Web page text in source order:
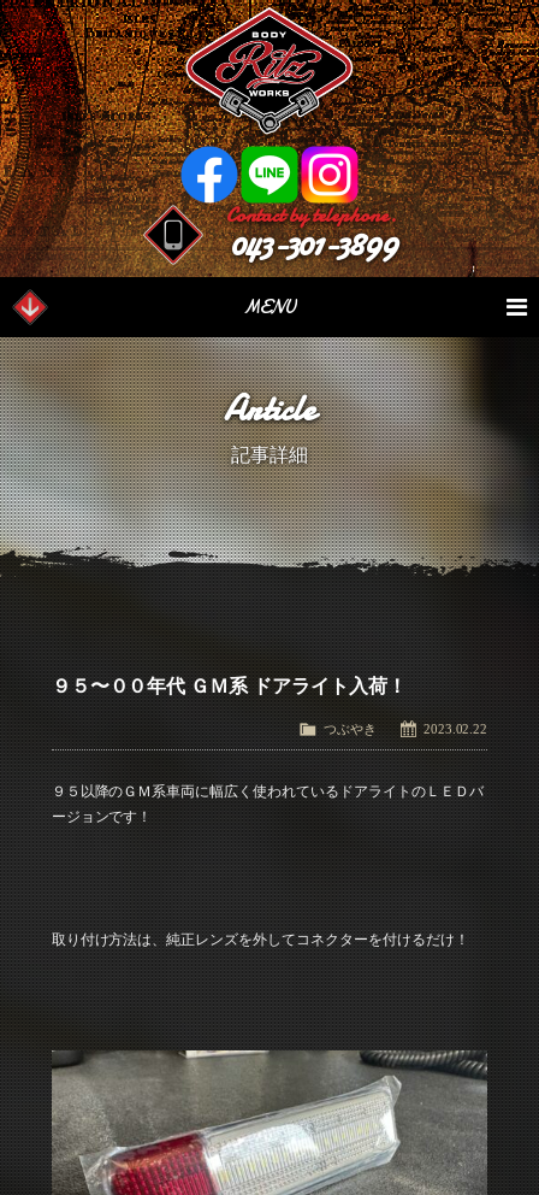
Contact by telephone.
043-301-3899
MENU
Our Serivce
業務内容 Stock List
在庫車情報
Parts Sales
パーツ情報 Case Study
作業日誌
Blog
つぶやき Factory
会社概要
Access
アクセス お問い合わせ
Article
記事詳細
９５〜００年代 ＧＭ系 ドアライト入荷！
2023.02.22
つぶやき
９５以降のＧＭ系車両に幅広く使われているドアライトのＬＥＤバ
ージョンです！
取り付け方法は、純正レンズを外してコネクターを付けるだけ！